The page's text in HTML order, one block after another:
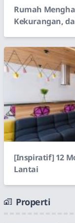
Rumah
Kekurangan,
[Inspiratif] 12
Lantai
Properti